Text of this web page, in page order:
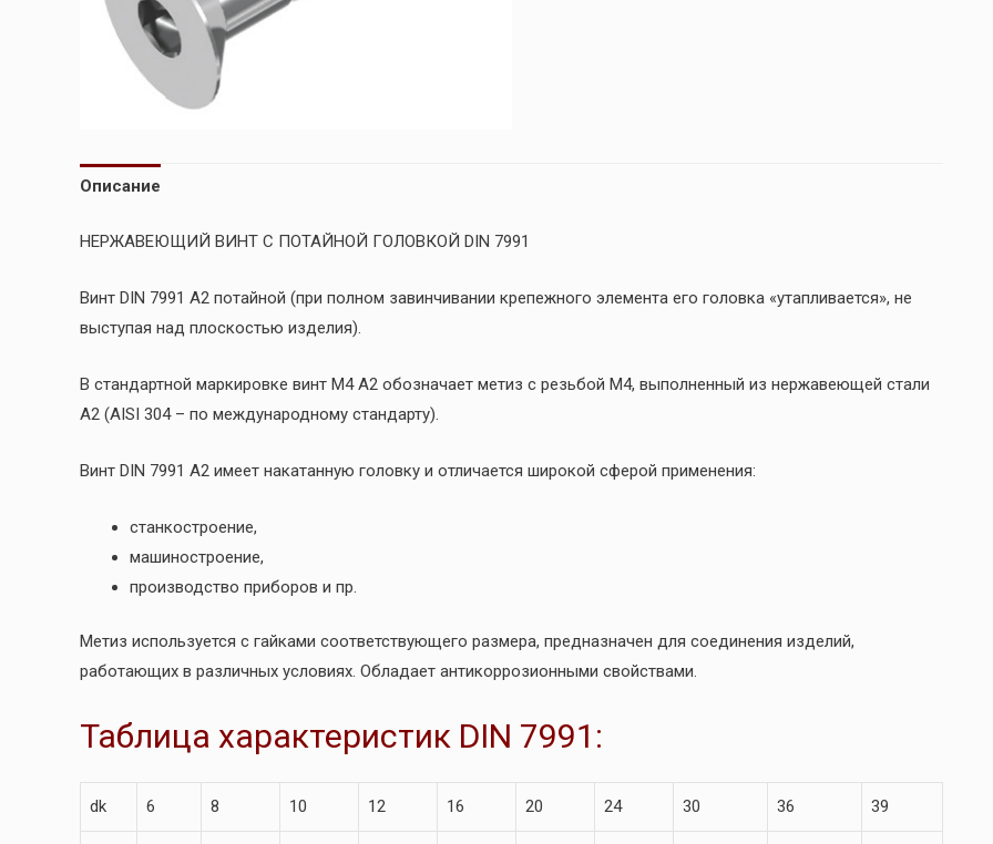
Описание
НЕРЖАВЕЮЩИЙ ВИНТ С ПОТАЙНОЙ ГОЛОВКОЙ DIN 7991
Винт DIN 7991 A2 потайной (при полном завинчивании крепежного элемента его головка «утапливается», не
выступая над плоскостью изделия).
В стандартной маркировке винт М4 А2 обозначает метиз с резьбой М4, выполненный из нержавеющей стали
А2 (AISI 304 – по международному стандарту).
Винт DIN 7991 A2 имеет накатанную головку и отличается широкой сферой применения:
станкостроение,
машиностроение,
производство приборов и пр.
Метиз используется с гайками соответствующего размера, предназначен для соединения изделий,
работающих в различных условиях. Обладает антикоррозионными свойствами.
Таблица характеристик DIN 7991:
dk 6 8 10 12 16 20 24 30 36 39